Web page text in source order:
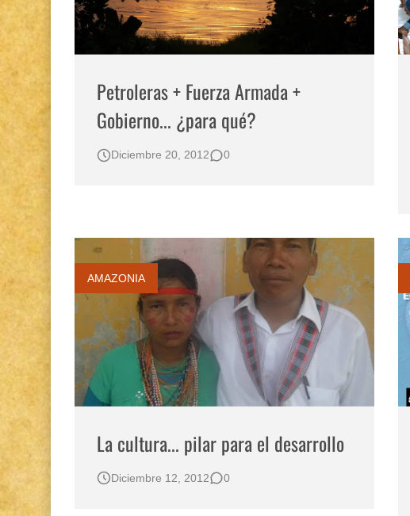
Petroleras + Fuerza Armada +
Gobierno... ¿para qué?
Diciembre 20, 2012 0
AMAZONIA
La cultura... pilar para el desarrollo
Diciembre 12, 2012 0